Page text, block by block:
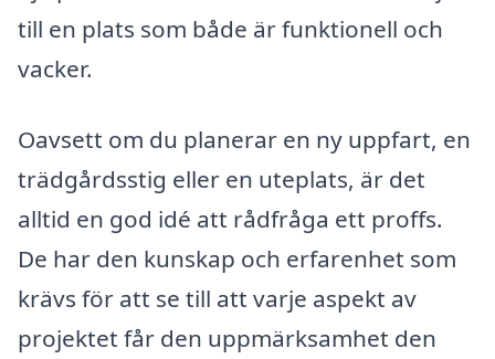
till en plats som både är funktionell och
vacker.
Oavsett om du planerar en ny uppfart, en
trädgårdsstig eller en uteplats, är det
alltid en god idé att rådfråga ett proffs.
De har den kunskap och erfarenhet som
krävs för att se till att varje aspekt av
projektet får den uppmärksamhet den